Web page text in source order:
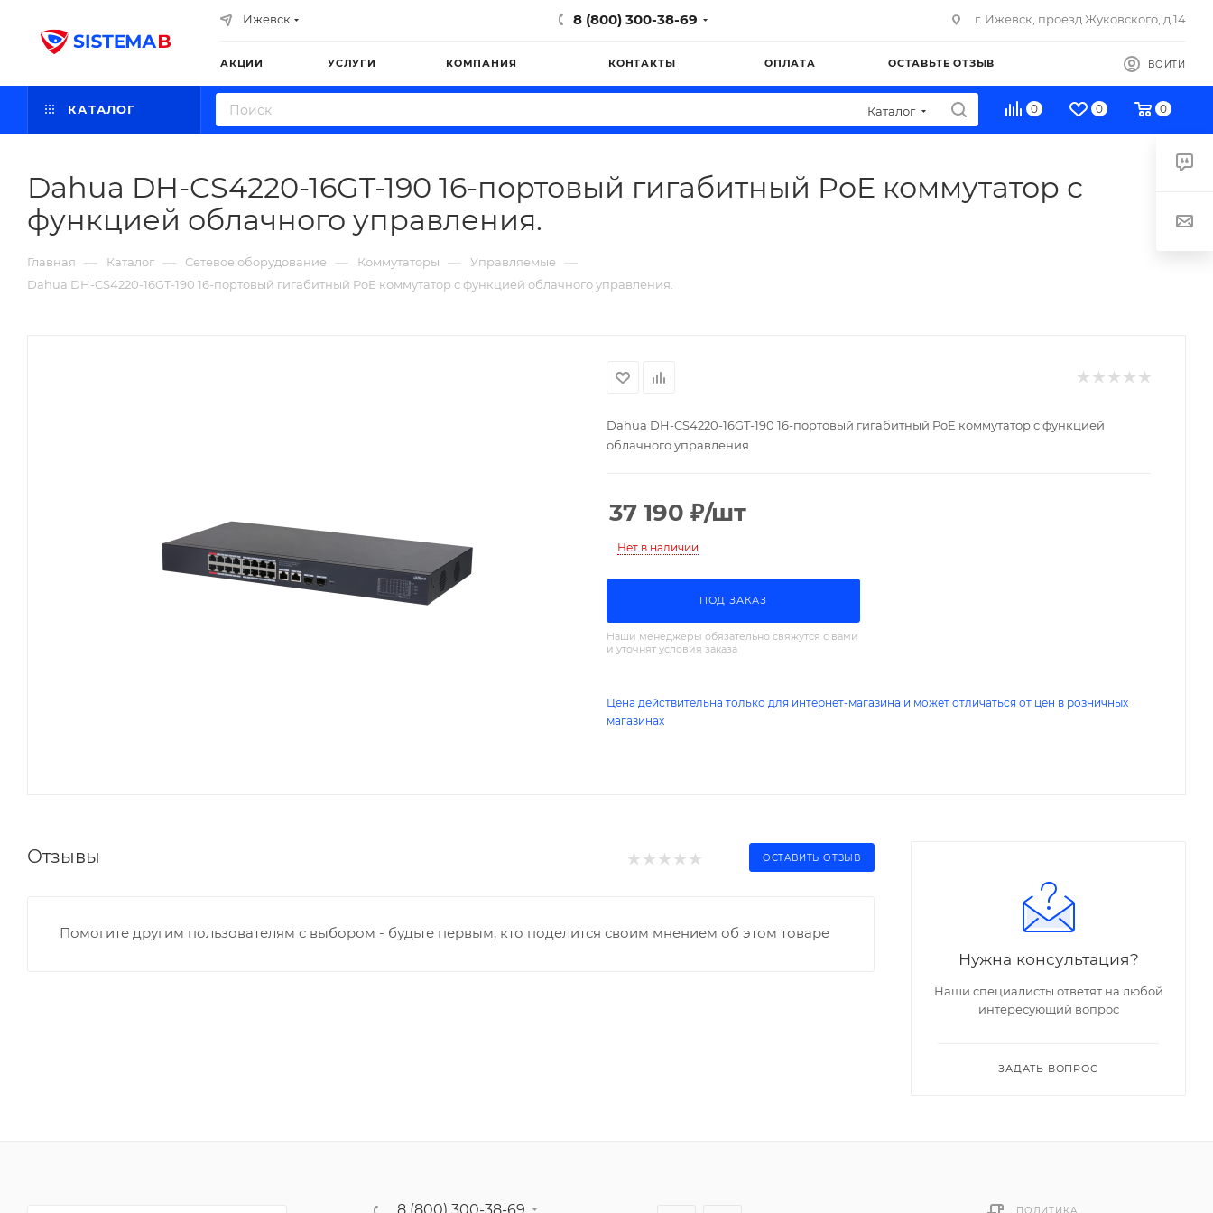
Ижевск 8 (800) 300-38-69 г. Ижевск, проезд Жуковского, д.14
АКЦИИ УСЛУГИ КОМПАНИЯ КОНТАКТЫ ОПЛАТА ОСТАВЬТЕ ОТЗЫВ ВОЙТИ
КАТАЛОГ Каталог 0 0 0
Dahua DH-CS4220-16GT-190 16-портовый гигабитный PoE коммутатор с
функцией облачного управления.
Главная — Каталог — Сетевое оборудование — Коммутаторы — Управляемые —
Dahua DH-CS4220-16GT-190 16-портовый гигабитный PoE коммутатор с функцией облачного управления.
Dahua DH-CS4220-16GT-190 16-портовый гигабитный PoE коммутатор с функцией
облачного управления.
37 190 ₽/шт
Нет в наличии
ПОД ЗАКАЗ
Наши менеджеры обязательно свяжутся с вами
и уточнят условия заказа
Цена действительна только для интернет-магазина и может отличаться от цен в розничных
магазинах
Отзывы ОСТАВИТЬ ОТЗЫВ
Помогите другим пользователям с выбором - будьте первым, кто поделится своим мнением об этом товаре
Нужна консультация?
Наши специалисты ответят на любой
интересующий вопрос
ЗАДАТЬ ВОПРОС